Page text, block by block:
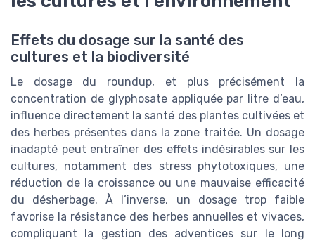
Effets du dosage sur la santé des
cultures et la biodiversité
Le dosage du roundup, et plus précisément la
concentration de glyphosate appliquée par litre d’eau,
influence directement la santé des plantes cultivées et
des herbes présentes dans la zone traitée. Un dosage
inadapté peut entraîner des effets indésirables sur les
cultures, notamment des stress phytotoxiques, une
réduction de la croissance ou une mauvaise efficacité
du désherbage. À l’inverse, un dosage trop faible
favorise la résistance des herbes annuelles et vivaces,
compliquant la gestion des adventices sur le long